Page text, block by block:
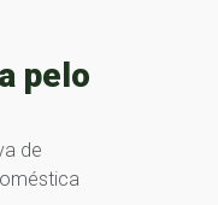
pelo
de